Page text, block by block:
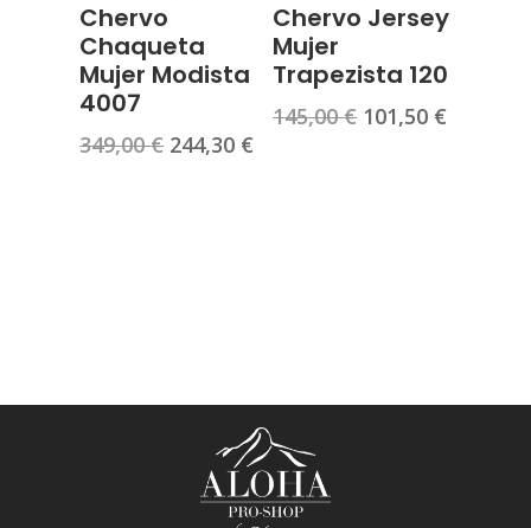
Chervo
Chaqueta
Mujer Modista
4007
349,00€ El
244,30 €
Chervo Jersey
Mujer
Trapezista 120
145,00€ El
101,50 €